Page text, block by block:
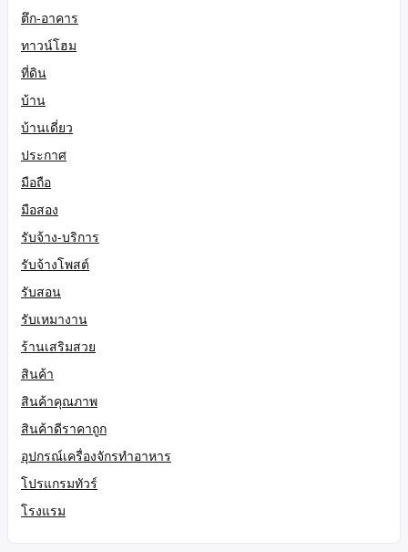
ตึก-อาคาร
ทาวน์โฮม
ที่ดิน
บ้าน
บ้านเดี่ยว
ประกาศ
มือถือ
มือสอง
รับจ้าง-บริการ
รับจ้างโพสต์
รับสอน
รับเหมางาน
ร้านเสริมสวย
สินค้า
สินค้าคุณภาพ
สินค้าดีราคาถูก
อุปกรณ์เครื่องจักรทำอาหาร
โปรแกรมทัวร์
โรงแรม